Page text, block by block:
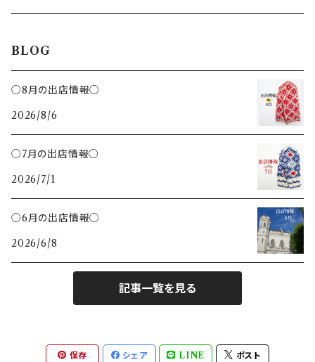
クリップ
バターナイフ
さかな
とり
BLOG
○8月の出店情報○
2026/8/6
○7月の出店情報○
2026/7/1
○6月の出店情報○
2026/6/8
記事一覧を見る
保存 シェア LINE ポスト